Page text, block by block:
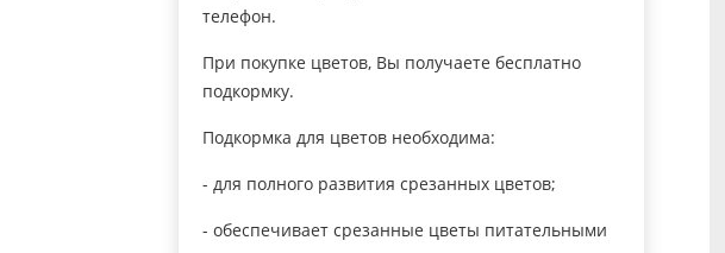
телефон.
При покупке цветов, Вы получаете бесплатно
подкормку.
Подкормка для цветов необходима:
- для полного развития срезанных цветов;
- обеспечивает срезанные цветы питательными